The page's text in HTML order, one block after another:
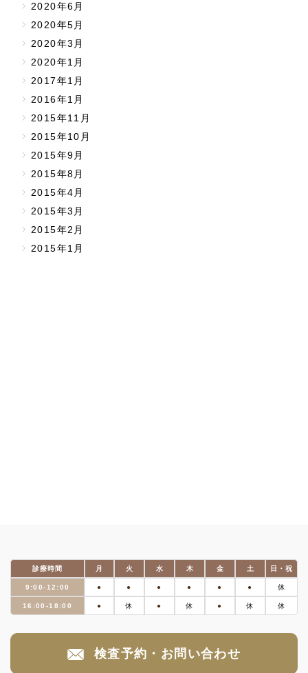
2020年6月
2020年5月
2020年3月
2020年1月
2017年1月
2016年1月
2015年11月
2015年10月
2015年9月
2015年8月
2015年4月
2015年3月
2015年2月
2015年1月
診療時間 月 火 水 木 金 土 日・祝
9:00-12:00 ● ● ● ● ● ● 休
16:00-18:00 ● 休 ● 休 ● 休 休
検査予約・お問い合わせ